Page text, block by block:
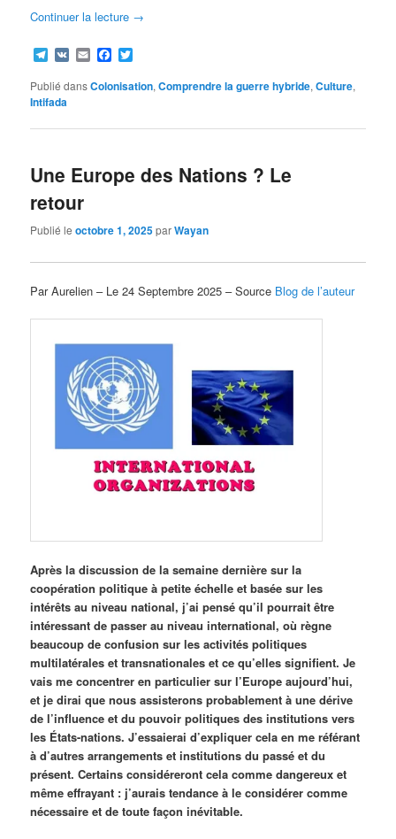
Continuer la lecture →
Telegram
VK EmailFacebook
Publié dansColonisation,Comprendre la guerre hybride,Culture,
Intifada
Une Europe des Nations ? Le
retour
Publié leoctobre 1, 2025parWayan
Par Aurelien – Le 24 Septembre 2025 – Source Blog de l’auteur
Après la discussion de la semaine dernière sur la
coopération politique à petite échelle et basée sur les
intérêts au niveau national, j’ai pensé qu’il pourrait être
intéressant de passer au niveau international, où règne
beaucoup de confusion sur les activités politiques
multilatérales et transnationales et ce qu’elles signifient. Je
vais me concentrer en particulier sur l’Europe aujourd’hui,
et je dirai que nous assisterons probablement à une dérive
de l’influence et du pouvoir politiques des institutions vers
les États-nations. J’essaierai d’expliquer cela en me référant
à d’autres arrangements et institutions du passé et du
présent. Certains considéreront cela comme dangereux et
même effrayant : j’aurais tendance à le considérer comme
nécessaire et de toute façon inévitable.